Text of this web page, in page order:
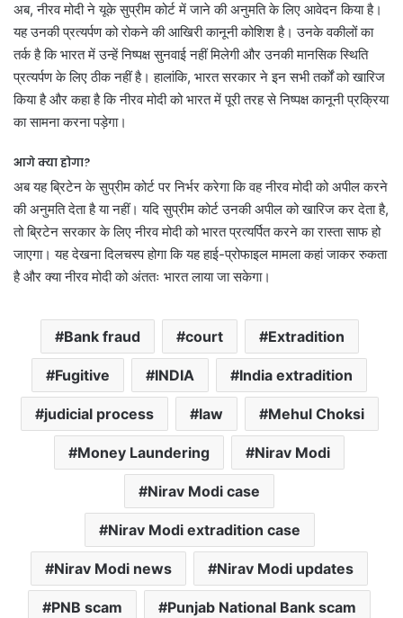
अब, नीरव मोदी ने यूके सुप्रीम कोर्ट में जाने की अनुमति के लिए आवेदन किया है।
यह उनकी प्रत्यर्पण को रोकने की आखिरी कानूनी कोशिश है। उनके वकीलों का
तर्क है कि भारत में उन्हें निष्पक्ष सुनवाई नहीं मिलेगी और उनकी मानसिक स्थिति
प्रत्यर्पण के लिए ठीक नहीं है। हालांकि, भारत सरकार ने इन सभी तर्कों को खारिज
किया है और कहा है कि नीरव मोदी को भारत में पूरी तरह से निष्पक्ष कानूनी प्रक्रिया
का सामना करना पड़ेगा।
आगे क्या होगा?
अब यह ब्रिटेन के सुप्रीम कोर्ट पर निर्भर करेगा कि वह नीरव मोदी को अपील करने
की अनुमति देता है या नहीं। यदि सुप्रीम कोर्ट उनकी अपील को खारिज कर देता है,
तो ब्रिटेन सरकार के लिए नीरव मोदी को भारत प्रत्यर्पित करने का रास्ता साफ हो
जाएगा। यह देखना दिलचस्प होगा कि यह हाई-प्रोफाइल मामला कहां जाकर रुकता
है और क्या नीरव मोदी को अंततः भारत लाया जा सकेगा।
Bank fraud court Extradition
Fugitive INDIA India extradition
judicial process law Mehul Choksi
Money Laundering Nirav Modi
Nirav Modi case
Nirav Modi extradition case
Nirav Modi news Nirav Modi updates
PNB scam Punjab National Bank scam